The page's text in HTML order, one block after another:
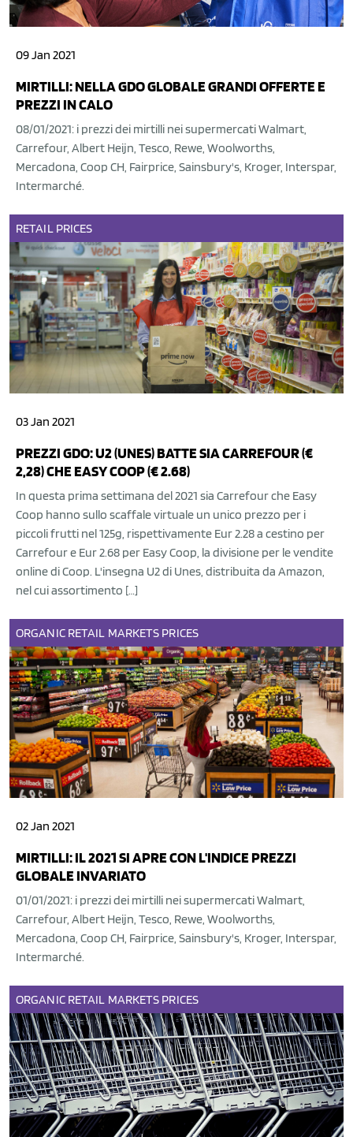
09 Jan 2021
MIRTILLI: NELLA GDO GLOBALE GRANDI OFFERTE E
PREZZI IN CALO
08/01/2021: i prezzi dei mirtilli nei supermercati Walmart,
Carrefour, Albert Heijn, Tesco, Rewe, Woolworths,
Mercadona, Coop CH, Fairprice, Sainsbury's, Kroger, Interspar,
Intermarché.
RETAIL PRICES
03 Jan 2021
PREZZI GDO: U2 (UNES) BATTE SIA CARREFOUR (€
2,28) CHE EASY COOP (€ 2.68)
In questa prima settimana del 2021 sia Carrefour che Easy
Coop hanno sullo scaffale virtuale un unico prezzo per i
piccoli frutti nel 125g, rispettivamente Eur 2.28 a cestino per
Carrefour e Eur 2.68 per Easy Coop, la divisione per le vendite
online di Coop. L'insegna U2 di Unes, distribuita da Amazon,
nel cui assortimento […]
ORGANIC RETAIL MARKETS PRICES
02 Jan 2021
MIRTILLI: IL 2021 SI APRE CON L'INDICE PREZZI
GLOBALE INVARIATO
01/01/2021: i prezzi dei mirtilli nei supermercati Walmart,
Carrefour, Albert Heijn, Tesco, Rewe, Woolworths,
Mercadona, Coop CH, Fairprice, Sainsbury's, Kroger, Interspar,
Intermarché.
ORGANIC RETAIL MARKETS PRICES